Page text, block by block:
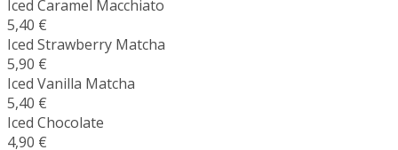
Iced Caramel Macchiato
5,40 €
Iced Strawberry Matcha
5,90 €
Iced Vanilla Matcha
5,40 €
Iced Chocolate
4,90 €